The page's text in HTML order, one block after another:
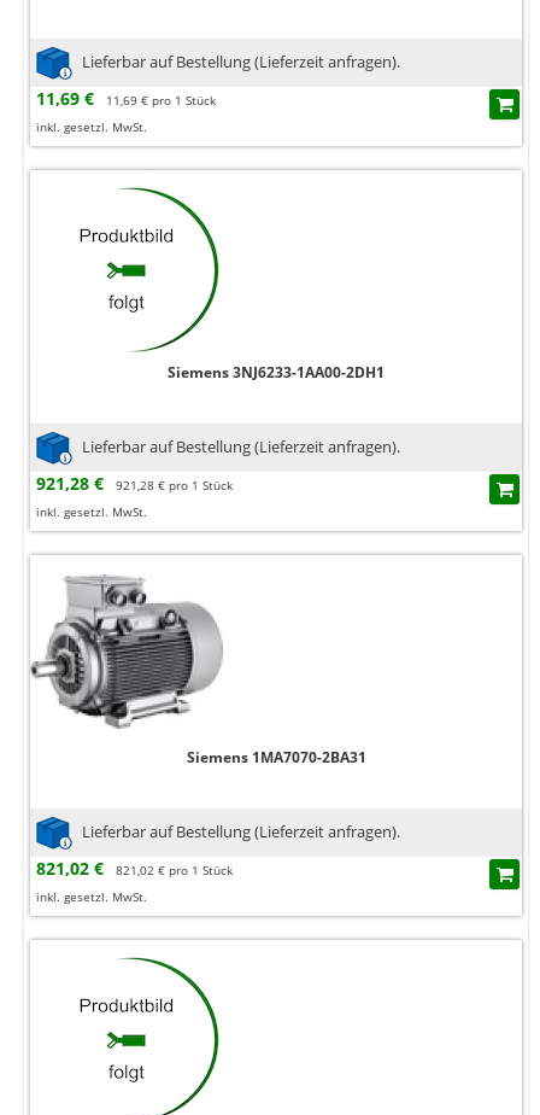
Lieferbar auf Bestellung (Lieferzeit anfragen).
11,69 €
11,69 € pro 1 Stück
inkl. gesetzl. MwSt.
Siemens 3NJ6233-1AA00-2DH1
Lieferbar auf Bestellung (Lieferzeit anfragen).
921,28 €
921,28 € pro 1 Stück
inkl. gesetzl. MwSt.
Siemens 1MA7070-2BA31
Lieferbar auf Bestellung (Lieferzeit anfragen).
821,02 €
821,02 € pro 1 Stück
inkl. gesetzl. MwSt.